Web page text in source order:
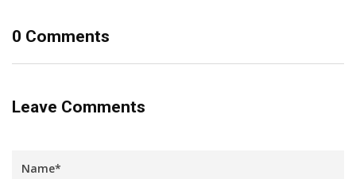
0 Comments
Leave Comments